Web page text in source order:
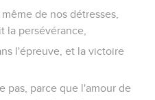
de nos détresses,
la persévérance,
l'épreuve, et la victoire
pas, parce que l'amour de